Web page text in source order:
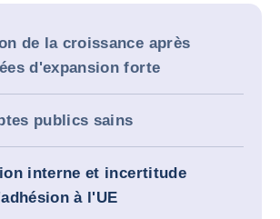
de la croissance après
d'expansion forte
publics sains
interne et incertitude
à l'UE